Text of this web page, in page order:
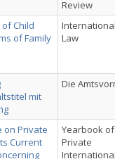
Review
Child
of Family
Law
mit
Die
on Private
Current
Yearbook of
Private